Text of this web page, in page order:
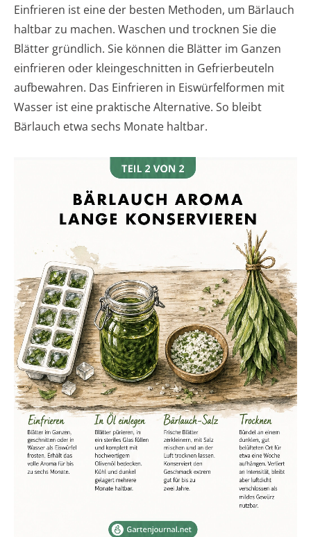
Einfrieren ist eine der besten Methoden, um Bärlauch
haltbar zu machen. Waschen und trocknen Sie die
Blätter gründlich. Sie können die Blätter im Ganzen
einfrieren oder kleingeschnitten in Gefrierbeuteln
aufbewahren. Das Einfrieren in Eiswürfelformen mit
Wasser ist eine praktische Alternative. So bleibt
Bärlauch etwa sechs Monate haltbar.